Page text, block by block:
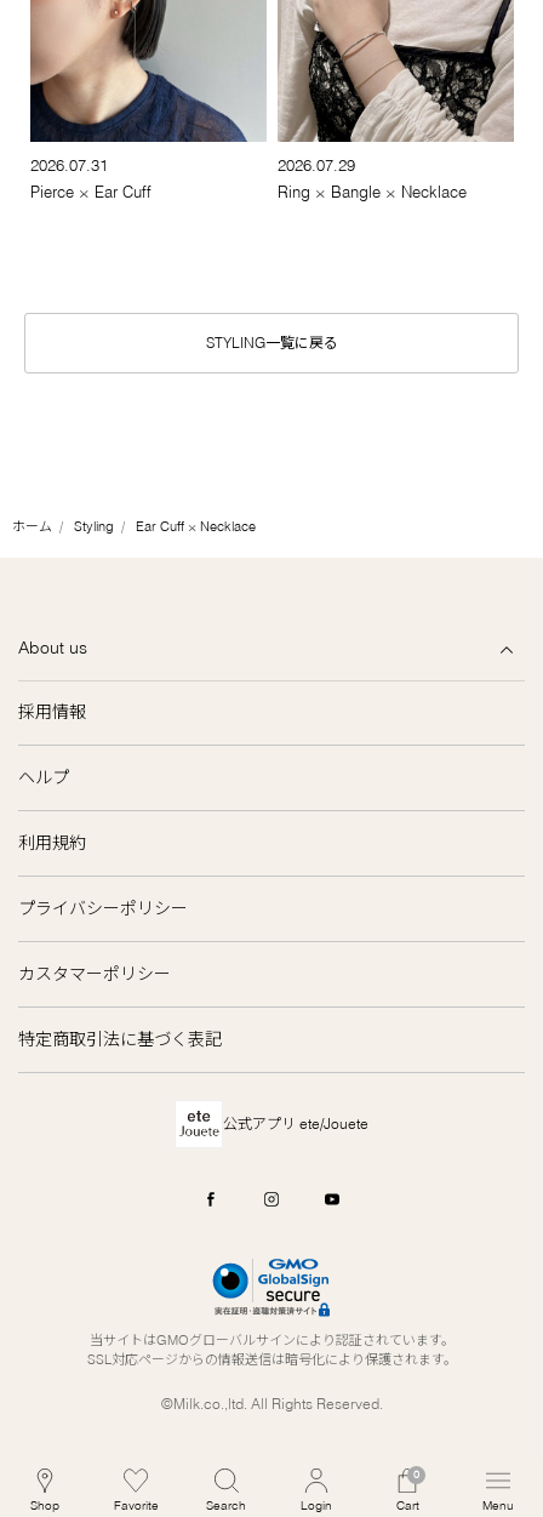
2026.07.31
Pierce × Ear Cuff
2026.07.29
Ring × Bangle × Necklace
STYLING一覧に戻る
ホーム Styling Ear Cuff × Necklace
About us
採用情報
ヘルプ
利用規約
プライバシーポリシー
カスタマーポリシー
特定商取引法に基づく表記
公式アプリ ete/Jouete
当サイトはGMOグローバルサインにより認証されています。
SSL対応ページからの情報送信は暗号化により保護されます。
©Milk.co.,ltd. All Rights Reserved.
Shop Favorite Search Login
0
Cart Menu